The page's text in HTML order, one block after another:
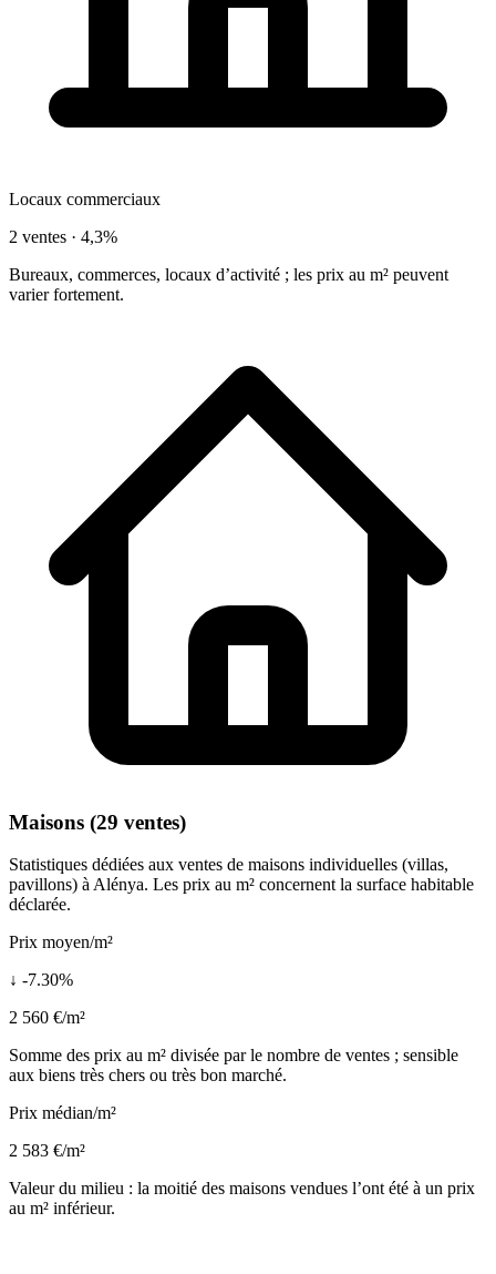
Locaux commerciaux
2 ventes · 4,3%
Bureaux, commerces, locaux d’activité ; les prix au m² peuvent
varier fortement.
Maisons (29 ventes)
Statistiques dédiées aux ventes de maisons individuelles (villas,
pavillons) à Alénya. Les prix au m² concernent la surface habitable
déclarée.
Prix moyen/m²
↓ -7.30%
2 560 €/m²
Somme des prix au m² divisée par le nombre de ventes ; sensible
aux biens très chers ou très bon marché.
Prix médian/m²
2 583 €/m²
Valeur du milieu : la moitié des maisons vendues l’ont été à un prix
au m² inférieur.